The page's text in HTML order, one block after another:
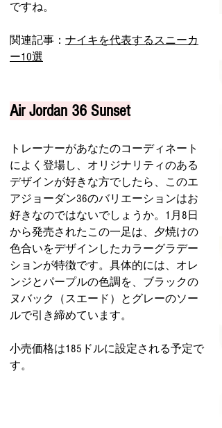
ですね。
関連記事： ナイキを代表するスニーカ
ー10選
Air Jordan 36 Sunset
トレーナーがあなたのコーディネート
によく登場し、オリジナリティのある
デザインが好きな方でしたら、このエ
アジョーダン36のバリエーションはお
好きなのではないでしょうか。1月8日
から発売されたこの一足は、夕焼けの
色合いをデザインしたカラーグラデー
ションが特徴です。具体的には、オレ
ンジとパープルの色調を、ブラックの
ヌバック（スエード）とグレーのソー
ルで引き締めています。
小売価格は185ドルに設定される予定で
す。